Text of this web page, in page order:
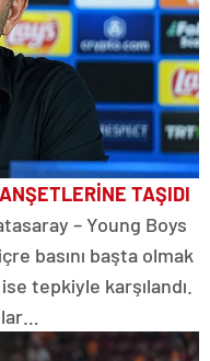
TAŞIDI
– Young Boys
basını başta olmak
tepkiyle karşılandı.